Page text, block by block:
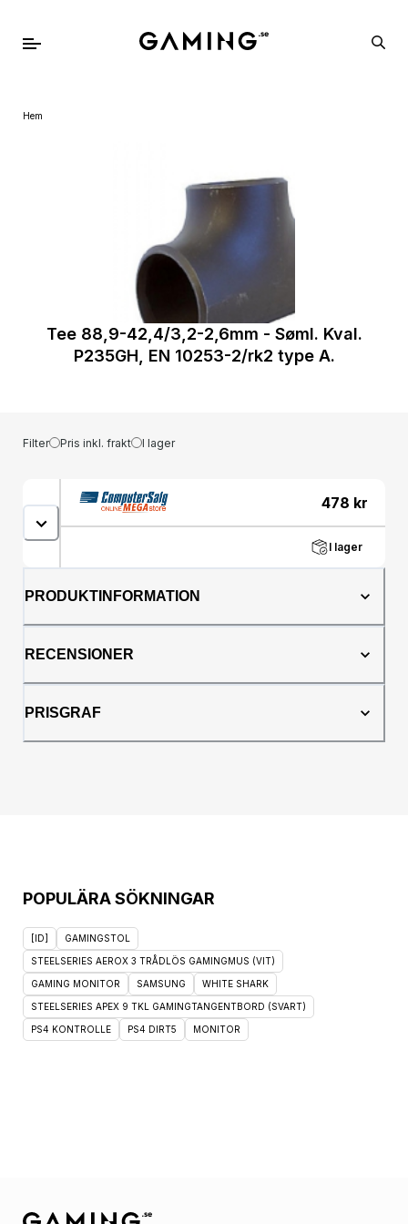
Hem
Tee 88,9-42,4/3,2-2,6mm - Søml. Kval.
P235GH, EN 10253-2/rk2 type A.
Filter Pris inkl. frakt I lager
478 kr
I lager
PRODUKTINFORMATION
RECENSIONER
PRISGRAF
POPULÄRA SÖKNINGAR
[ID] GAMINGSTOL
STEELSERIES AEROX 3 TRÅDLÖS GAMINGMUS (VIT)
GAMING MONITOR SAMSUNG WHITE SHARK
STEELSERIES APEX 9 TKL GAMINGTANGENTBORD (SVART)
PS4 KONTROLLE PS4 DIRT5 MONITOR